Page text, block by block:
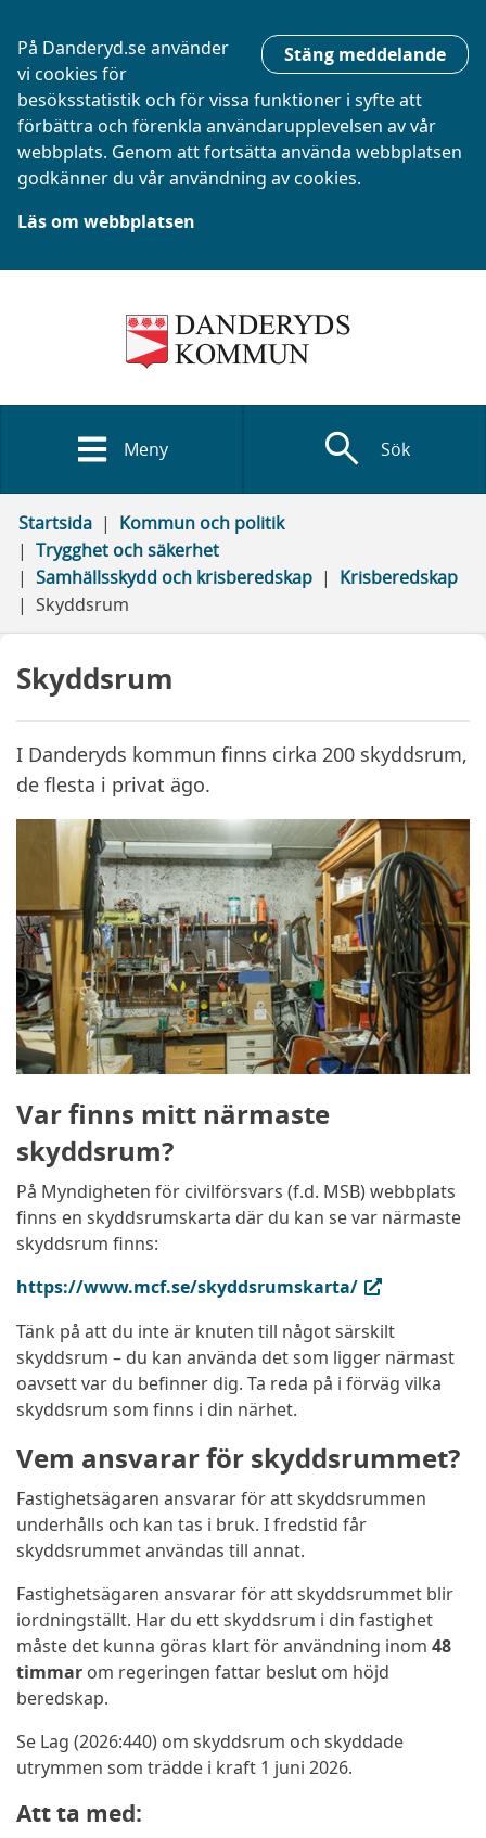
Stäng meddelande
På Danderyd.se använder
vi cookies för
besöksstatistik och för vissa funktioner i syfte att
förbättra och förenkla användarupplevelsen av vår
webbplats. Genom att fortsätta använda webbplatsen
godkänner du vår användning av cookies.
Läs om webbplatsen
Meny search Sök
Startsida
Kommun och politik
Trygghet och säkerhet
Samhällsskydd och krisberedskap
Krisberedskap
Skyddsrum
Skyddsrum
I Danderyds kommun finns cirka 200 skyddsrum,
de flesta i privat ägo.
Var finns mitt närmaste
skyddsrum?
På Myndigheten för civilförsvars (f.d. MSB) webbplats
finns en skyddsrumskarta där du kan se var närmaste
skyddsrum finns:
https://www.mcf.se/skyddsrumskarta/
(extern länk, öppnas i ny flik)
Tänk på att du inte är knuten till något särskilt
skyddsrum – du kan använda det som ligger närmast
oavsett var du befinner dig. Ta reda på i förväg vilka
skyddsrum som finns i din närhet.
Vem ansvarar för skyddsrummet?
Fastighetsägaren ansvarar för att skyddsrummen
underhålls och kan tas i bruk. I fredstid får
skyddsrummet användas till annat.
Fastighetsägaren ansvarar för att skyddsrummet blir
iordningställt. Har du ett skyddsrum i din fastighet
måste det kunna göras klart för användning inom 48
timmar om regeringen fattar beslut om höjd
beredskap.
Se Lag (2026:440) om skyddsrum och skyddade
utrymmen som trädde i kraft 1 juni 2026.
Att ta med: